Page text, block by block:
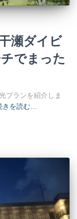
瀬ダイビ
でまった
プランを紹介しま
きを読む…